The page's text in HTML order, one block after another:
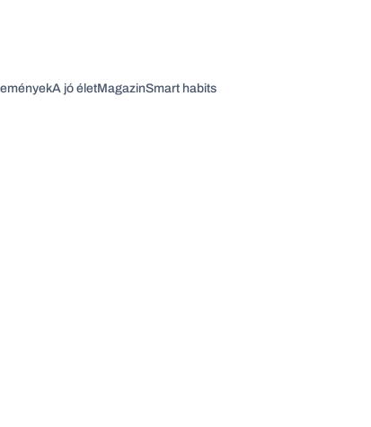
A jó életMagazinSmart habits